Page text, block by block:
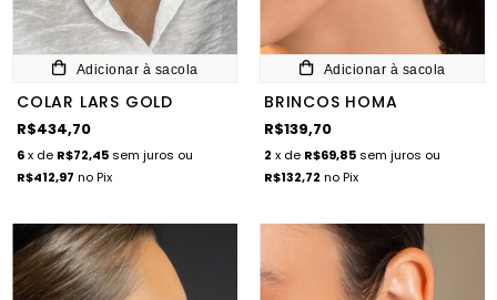
Adicionar à sacola
COLAR LARS GOLD
R$434,70
6x de R$72,45 sem juros ou
R$412,97 no Pix
Adicionar à sacola
BRINCOS HOMA
R$139,70
2 x de R$69,85 sem juros ou
R$132,72 no Pix